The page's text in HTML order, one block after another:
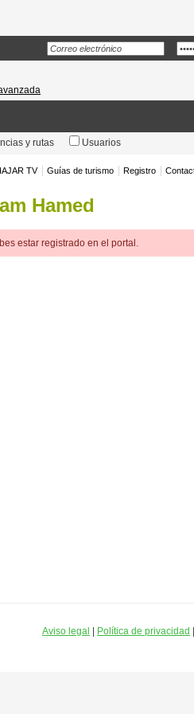
y rutas Usuarios
Registro
Guías de turismo
TV
Hamed
estar registrado en el portal.
Aviso legal
Política de privacidad